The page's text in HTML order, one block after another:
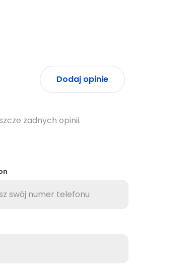
Dodaj opinie
żadnych opinii.